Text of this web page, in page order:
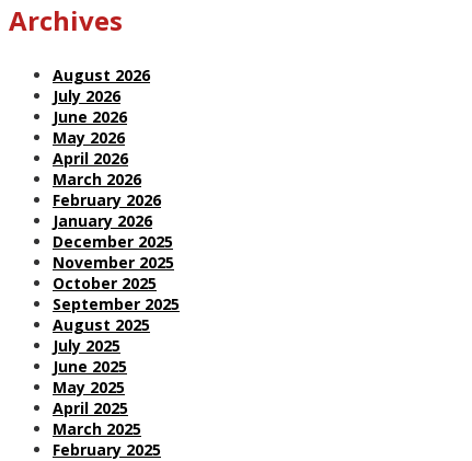
Archives
August 2026
July 2026
June 2026
May 2026
April 2026
March 2026
February 2026
January 2026
December 2025
November 2025
October 2025
September 2025
August 2025
July 2025
June 2025
May 2025
April 2025
March 2025
February 2025